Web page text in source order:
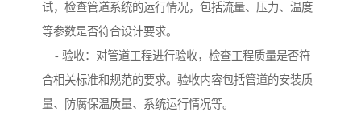
试，检查管道系统的运行情况，包括流量、压力、温度
等参数是否符合设计要求。
- 验收：对管道工程进行验收，检查工程质量是否符
合相关标准和规范的要求。验收内容包括管道的安装质
量、防腐保温质量、系统运行情况等。